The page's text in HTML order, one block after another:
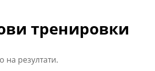
тренировки
на резултати.